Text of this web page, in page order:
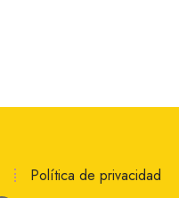
Política de privacidad